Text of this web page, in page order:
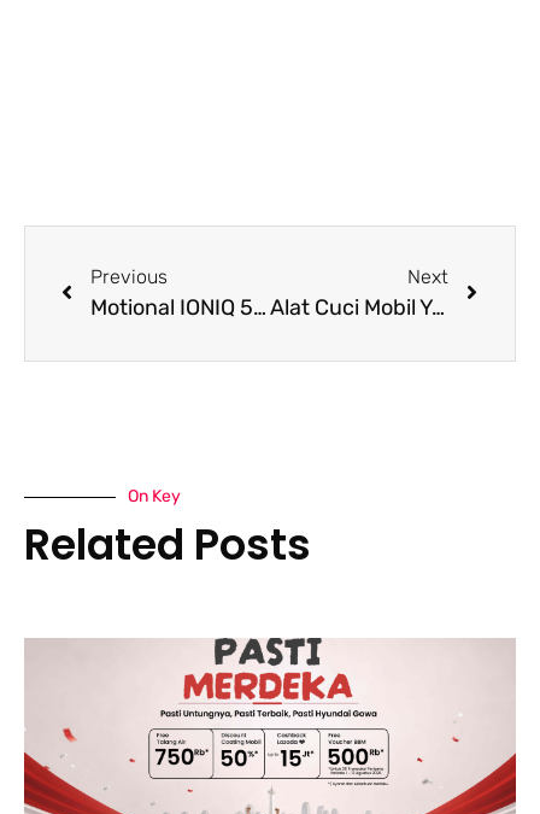
Previous
Motional IONIQ 5 Robotaxi to Be Manufactured at New Hyundai Motor Group Innovation Center Singapore
Next
Alat Cuci Mobil Yang Wajib Dimiliki di Rumah
On Key
Related Posts